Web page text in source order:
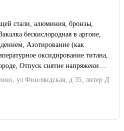
стали, алюминия, бронзы,
бескислородная в аргоне,
Азотирование (как
оксидирование титана,
Отпуск снятие напряжений,
75тн, Вытягивание нагоряче,
водородного охрупчивания. В
ул Финляндская, д 35, литер Д